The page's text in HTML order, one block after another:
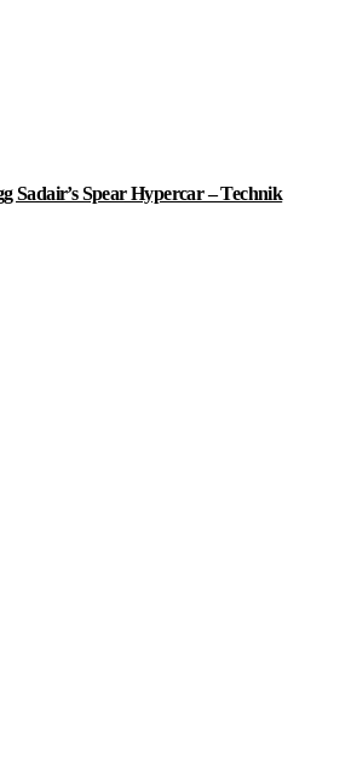
Sadair’s Spear Hypercar – Technik